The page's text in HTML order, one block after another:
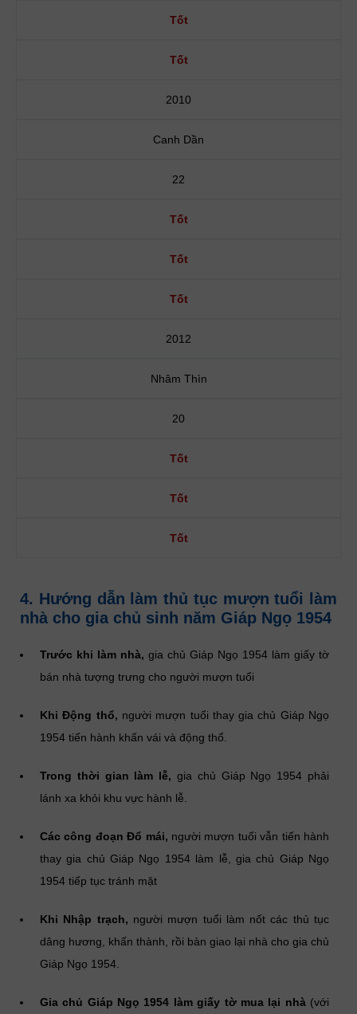
Tốt
Tốt
2010
Canh Dần
22
Tốt
Tốt
Tốt
2012
Nhâm Thìn
20
Tốt
Tốt
Tốt
4. Hướng dẫn làm thủ tục mượn tuổi làm
nhà cho gia chủ sinh năm Giáp Ngọ 1954
Trước khi làm nhà, gia chủ Giáp Ngọ 1954 làm giấy tờ
bán nhà tượng trưng cho người mượn tuổi
Khi Động thổ, người mượn tuổi thay gia chủ Giáp Ngọ
1954 tiến hành khấn vái và động thổ.
Trong thời gian làm lễ, gia chủ Giáp Ngọ 1954 phải
lánh xa khỏi khu vực hành lễ.
Các công đoạn Đổ mái, người mượn tuổi vẫn tiến hành
thay gia chủ Giáp Ngọ 1954 làm lễ, gia chủ Giáp Ngọ
1954 tiếp tục tránh mặt
Khi Nhập trạch, người mượn tuổi làm nốt các thủ tục
dâng hương, khấn thành, rồi bàn giao lại nhà cho gia chủ
Giáp Ngọ 1954.
Gia chủ Giáp Ngọ 1954 làm giấy tờ mua lại nhà (với